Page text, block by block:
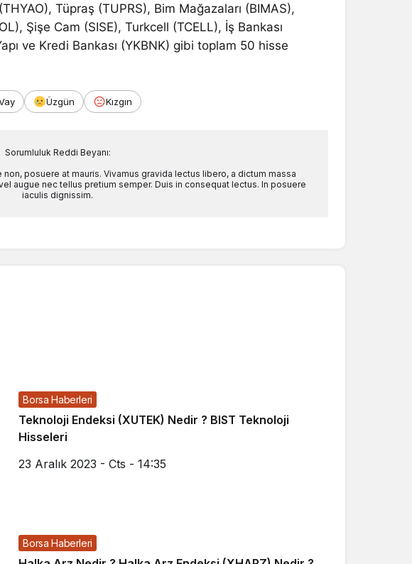
Tüpraş (TUPRS), Bim Mağazaları (BIMAS),
Şişe Cam (SISE), Turkcell (TCELL), İş Bankası
ve Kredi Bankası (YKBNK) gibi toplam 50 hisse
Üzgün Kızgın
Sorumluluk Reddi Beyanı:
posuere at mauris. Vivamus gravida lectus libero, a dictum massa
augue nec tellus pretium semper. Duis in consequat lectus. In posuere
iaculis dignissim.
Borsa Haberleri
Teknoloji Endeksi (XUTEK) Nedir ? BIST Teknoloji
Hisseleri
23 Aralık 2023 - Cts - 14:35
Borsa Haberleri